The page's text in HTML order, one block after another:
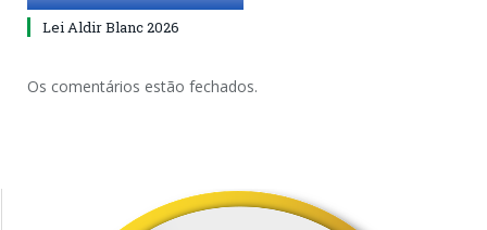
Lei Aldir Blanc 2026
Os comentários estão fechados.